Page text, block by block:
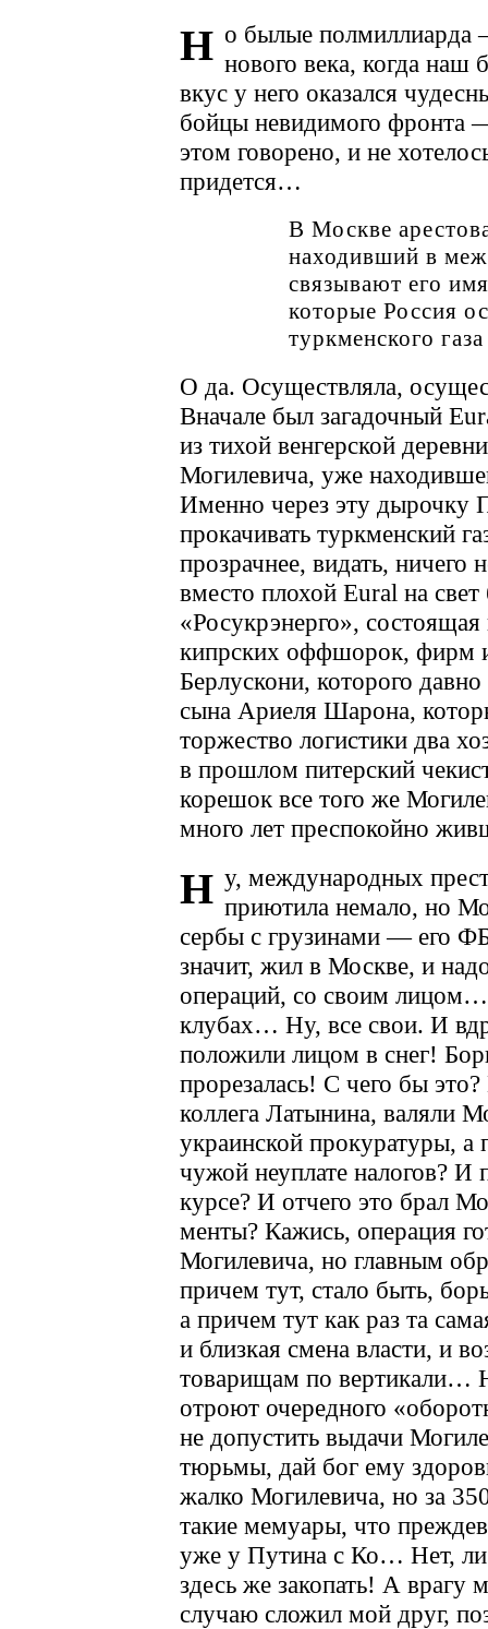
Н о былые полмиллиарда
нового века, когда наш
вкус у него оказался
бойцы невидимого фронта
этом говорено, и не
придется…
В Москве
находивший в
связывают его
которые Россия
туркменского
О да. Осуществляла,
Вначале был загадочный
из тихой венгерской
Могилевича, уже
Именно через эту дырочку
прокачивать туркменский
прозрачнее, видать,
вместо плохой Eural на
«Росукрэнерго»,
кипрских оффшорок, фирм
Берлускони, которого
сына Ариеля Шарона,
торжество логистики два
в прошлом питерский
корешок все того же
много лет преспокойно
Н у, международных
приютила немало, но
сербы с грузинами — его
значит, жил в Москве, и
операций, со своим
клубах… Ну, все свои. И
положили лицом в снег!
прорезалась! С чего бы
коллега Латынина, валяли
украинской прокуратуры, а
чужой неуплате налогов? И
курсе? И отчего это брал
менты? Кажись, операция
Могилевича, но главным
причем тут, стало быть,
а причем тут как раз та
и близкая смена власти, и
товарищам по вертикали…
отроют очередного
не допустить выдачи
тюрьмы, дай бог ему
жалко Могилевича, но за
такие мемуары, что
уже у Путина с Ко… Нет,
здесь же закопать! А
случаю сложил мой друг,